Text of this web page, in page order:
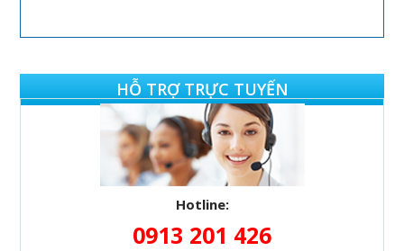
HỖ TRỢ TRỰC TUYẾN
Hotline:
0913 201 426